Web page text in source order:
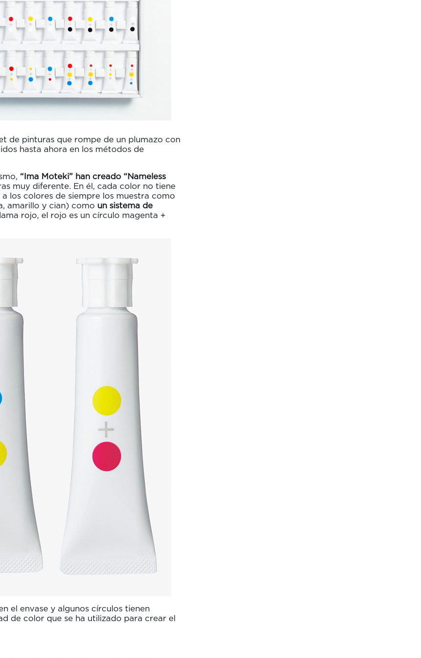
de pinturas que rompe de un plumazo con
hasta ahora en los métodos de
“Ima Moteki” han creado “Nameless
muy diferente. En él, cada color no tiene
los colores de siempre los muestra como
amarillo y cian) como un sistema de
rojo, el rojo es un círculo magenta +
el envase y algunos círculos tienen
de color que se ha utilizado para crear el